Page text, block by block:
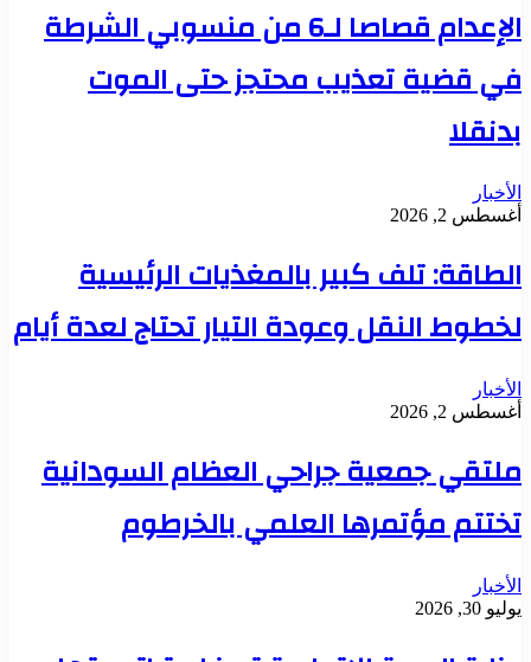
الإعدام قصاصا لـ6 من منسوبي الشرطة
في قضية تعذيب محتجز حتى الموت
بدنقلا
الأخبار
أغسطس 2, 2026
الطاقة: تلف كبير بالمغذيات الرئيسية
لخطوط النقل وعودة التيار تحتاج لعدة أيام
الأخبار
أغسطس 2, 2026
ملتقي جمعية جراحي العظام السودانية
تختتم مؤتمرها العلمي بالخرطوم
الأخبار
يوليو 30, 2026